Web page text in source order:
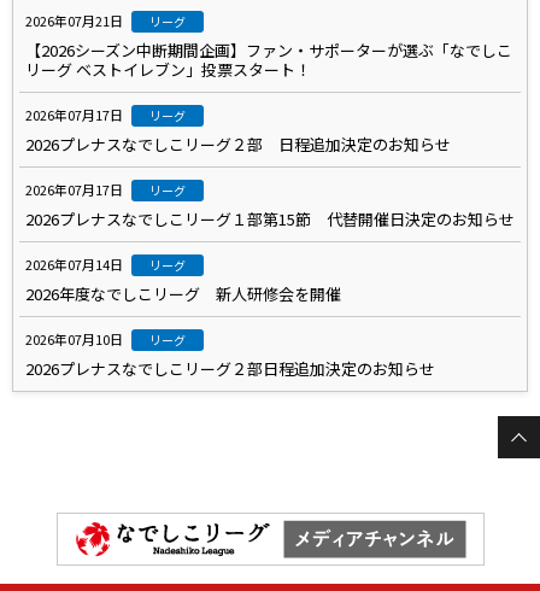
2026年07月21日 リーグ
【2026シーズン中断期間企画】ファン・サポーターが選ぶ「なでしこ
リーグ ベストイレブン」投票スタート！
2026年07月17日 リーグ
2026プレナスなでしこリーグ２部 日程追加決定のお知らせ
2026年07月17日 リーグ
2026プレナスなでしこリーグ１部第15節 代替開催日決定のお知らせ
2026年07月14日 リーグ
2026年度なでしこリーグ 新人研修会を開催
2026年07月10日 リーグ
2026プレナスなでしこリーグ２部日程追加決定のお知らせ